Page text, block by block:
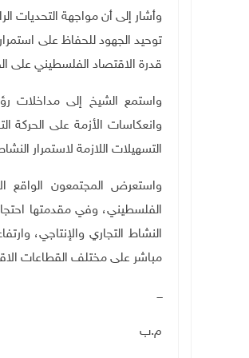
وأشار إلى أن مواجهة التحديات
توحيد الجهود للحفاظ على
قدرة الاقتصاد الفلسطيني على
واستمع الشيخ إلى مداخلات
وانعكاسات الأزمة على الحركة
التسهيلات اللازمة لاستمرار
واستعرض المجتمعون الواقع
الفلسطيني، وفي مقدمتها
النشاط التجاري والإنتاجي،
مباشر على مختلف القطاعات
ـــ
م.ب